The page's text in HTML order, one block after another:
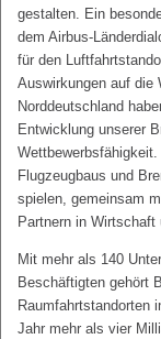
gestalten. Ein
dem Airbus-
für den
Auswirkungen auf die
Norddeutschland
Entwicklung unserer
Flugzeugbaus und
spielen, gemeinsam
Partnern in
Mit mehr als 140
Beschäftigten gehört
Raumfahrtstandorten
Jahr mehr als vier